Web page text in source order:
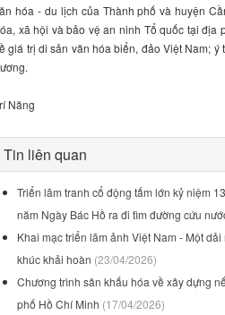
hóa - du lịch của Thành phố và huyện
xã hội và bảo vệ an ninh Tổ quốc tại
giá trị di sản văn hóa biển, đảo Việt Nam;
Năng
Tin liên quan
Triển lãm tranh cổ động tấm lớn kỷ niệm
năm Ngày Bác Hồ ra đi tìm đường cứu
Khai mạc triển lãm ảnh Việt Nam - Một
khúc khải hoàn (23/04/2026)
Chương trình sân khấu hóa về xây dựng
phố Hồ Chí Minh (17/04/2026)